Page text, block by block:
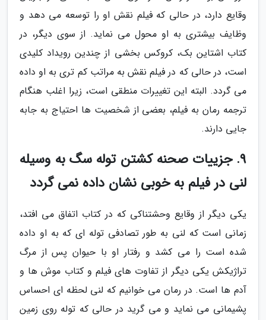
وقایع دارد، در حالی که فیلم نقش او را توسعه می دهد و
وظایف بیشتری به او محول می نماید. از سوی دیگر، در
کتاب اشتاین بک، کروکس بخشی از چندین رویداد کلیدی
است، در حالی که در فیلم نقش به مراتب کم تری به او داده
می گردد. البته این تغییرات منطقی است، زیرا اغلب هنگام
ترجمه رمان به فیلم، بعضی از شخصیت ها احتیاج به جابه
جایی دارند.
9. جزییات صحنه کشتن توله سگ به وسیله
لنی در فیلم به خوبی نشان داده نمی گردد
یکی دیگر از وقایع وحشتناکی که در کتاب اتفاق می افتد،
زمانی است که لنی به طور تصادفی توله ای که به او داده
شده است را می کشد و رفتار او با حیوان پس از مرگ
تراژیکش یکی دیگر از تفاوت های فیلم و کتاب موش ها و
آدم ها است. در رمان می خوانیم که لنی لحظه ای احساس
پشیمانی می نماید و می گرید در حالی که توله روی زمین